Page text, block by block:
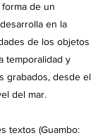
de un
en la
de los objetos
temporalidad y
grabados, desde el
del mar.
textos (Guambo: